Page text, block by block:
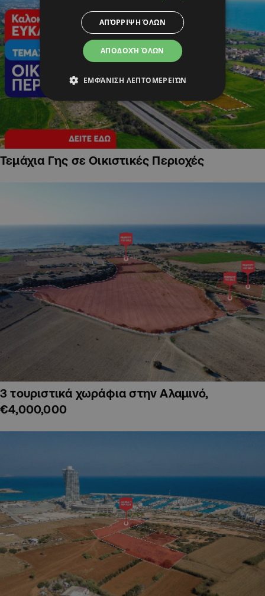
Τεμάχια Γης σε Οικιστικές Περιοχές
3 τουριστικά χωράφια στην Αλαμινό,
€4,000,000
ΑΠΟΔΟΧΉ ΌΛΩΝ
ΑΠΌΡΡΙΨΗ ΌΛΩΝ
ΕΜΦΆΝΙΣΗ ΛΕΠΤΟΜΕΡΕΙΏΝ